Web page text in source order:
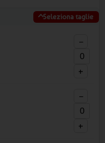
Seleziona taglie
−
+
−
+